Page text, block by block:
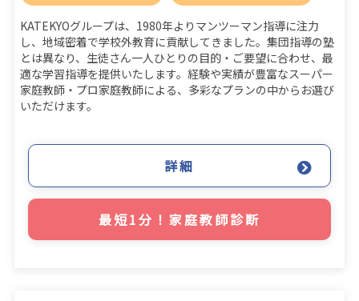
KATEKYOグループは、1980年よりマンツーマン指導に注力
し、地域密着で学校外教育に貢献してきました。集団指導の塾
とは異なり、生徒さん一人ひとりの目的・ご要望に合わせ、最
適な学習指導を提供いたします。経験や実績が豊富なスーパー
家庭教師・プロ家庭教師による、多彩なプランの中からお選び
いただけます。
詳細
最短1分！家庭教師診断